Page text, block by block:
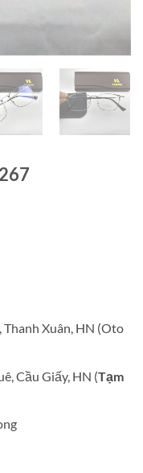
Xuân, HN (Oto
Cầu Giấy, HN (Tạm